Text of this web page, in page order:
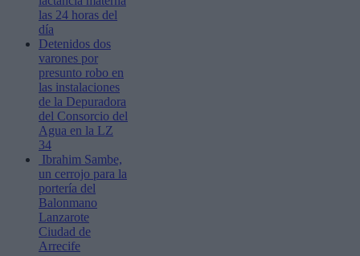
las 24 horas del
día
Detenidos dos
varones por
presunto robo en
las instalaciones
de la Depuradora
del Consorcio del
Agua en la LZ
34
Ibrahim Sambe,
un cerrojo para la
portería del
Balonmano
Lanzarote
Ciudad de
Arrecife